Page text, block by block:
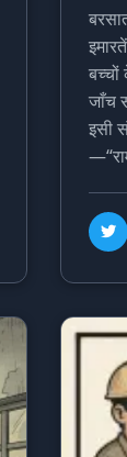
जाँच
इसी